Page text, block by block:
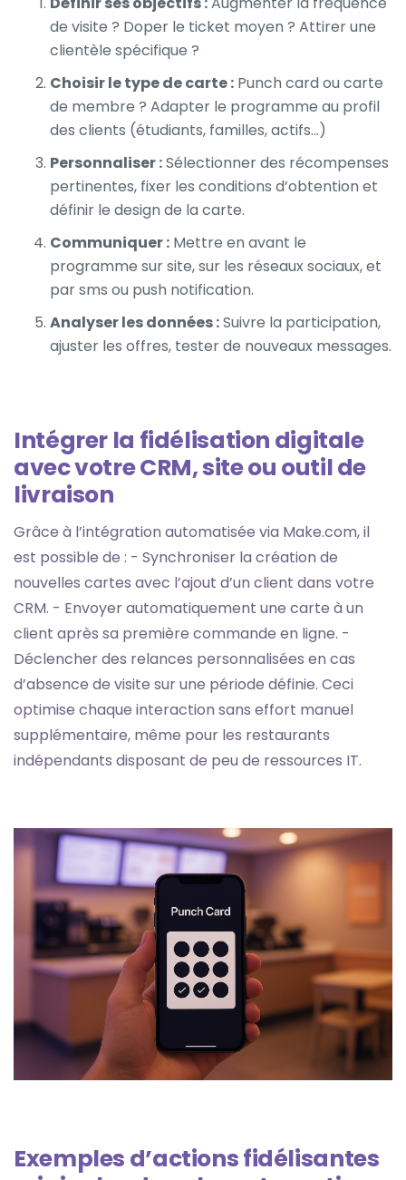
de visite ? Doper le ticket moyen ? Attirer une
clientèle spécifique ?
Choisir le type de carte : Punch card ou carte
de membre ? Adapter le programme au profil
des clients (étudiants, familles, actifs...)
Personnaliser :Sélectionner des récompenses
pertinentes, fixer les conditions d’obtention et
définir le design de la carte.
Communiquer : Mettre en avant le
programme sur site, sur les réseaux sociaux, et
par sms ou push notification.
Analyser les données :Suivre la participation,
ajuster les offres, tester de nouveaux messages.
Intégrer la fidélisation digitale
avec votre CRM, site ou outil de
livraison
Grâce à l’intégration automatisée via Make.com, il
est possible de : - Synchroniser la création de
nouvelles cartes avec l’ajout d’un client dans votre
CRM. - Envoyer automatiquement une carte à un
client après sa première commande en ligne. -
Déclencher des relances personnalisées en cas
d’absence de visite sur une période définie. Ceci
optimise chaque interaction sans effort manuel
supplémentaire, même pour les restaurants
indépendants disposant de peu de ressources IT.
Exemples d’actions fidélisantes